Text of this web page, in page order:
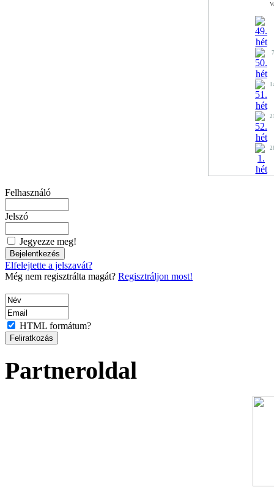
7
Felhasználó
Jelszó
Jegyezze meg!
Elfelejtette a jelszavát?
Még nem regisztrálta magát? Regisztráljon most!
HTML formátum?
Partneroldal